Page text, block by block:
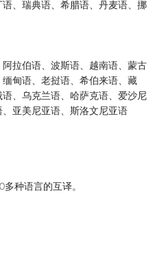
、瑞典语、希腊语、丹麦语、挪
阿拉伯语、波斯语、越南语、蒙古
缅甸语、老挝语、希伯来语、藏
语、乌克兰语、哈萨克语、爱沙尼
、亚美尼亚语、斯洛文尼亚语
种语言的互译。